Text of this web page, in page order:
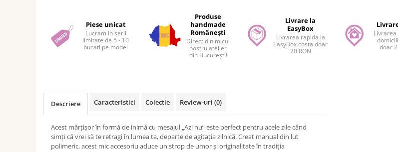
Facebook
Piese unicat
Lucram in serii
limitate de 5 - 10
bucati pe model
Produse
handmade
Românești
Direct din micul
nostru atelier
din București!
Livrare la
EasyBox
Livrarea rapida la
EasyBox costa doar
20 RON
doar
Descriere Caracteristici Colectie Review-uri (0)
Acest mărțișor în formă de inimă cu mesajul „Azi nu” este perfect pentru acele zile când
simți că vrei să te retragi în lumea ta, departe de agitația zilnică. Creat manual din lut
polimeric, acest mic accesoriu aduce un strop de umor și originalitate în tradiția